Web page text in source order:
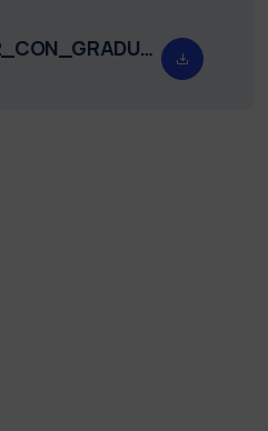
A.A._DABC23_2022_CON_GRADUATORIA_FIRMATO.pdf